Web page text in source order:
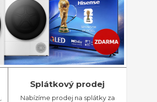
Splátkový prodej
Nabízíme prodej na splátky za